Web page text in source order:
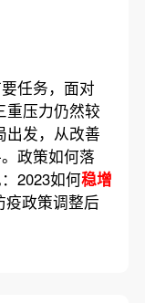
任务，面对
重压力仍然较
出发，从改善
政策如何落
2023如何稳增
政策调整后